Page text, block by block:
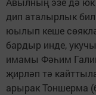
дип аталырлык
юылып кеше
бардыр инде,
имамы Фәһим
җирләп тә
арырак Тоншерма